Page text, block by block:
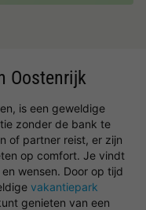
Oostenrijk
is een geweldige
zonder de bank te
of partner reist, er zijn
op comfort. Je vindt
wensen. Door op tijd
vakantiepark
genieten van een